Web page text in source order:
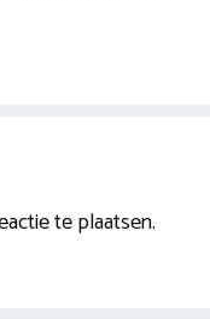
te plaatsen.